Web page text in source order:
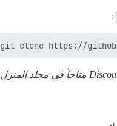
:
git clone https://